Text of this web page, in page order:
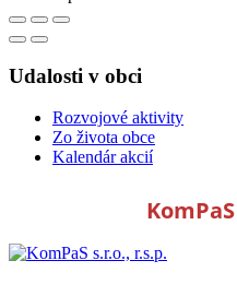
Udalosti v obci
Rozvojové aktivity
Zo života obce
Kalendár akcií